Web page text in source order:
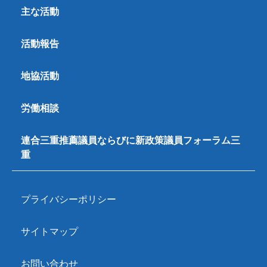
主な活動
活動報告
地協活動
労働相談
連合三重推薦議員ならびに新政策議員フォーラム三
重
プライバシーポリシー
サイトマップ
お問い合わせ